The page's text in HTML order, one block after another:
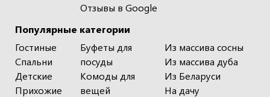
Популярные категории
Гостиные
Спальни
Детские
Прихожие
Буфеты для
посуды
Комоды для
вещей
Из массива сосны
Из массива дуба
Из Беларуси
На дачу
Отзывы в Google